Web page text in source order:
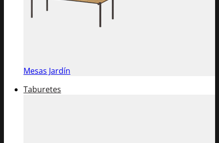
Mesas Jardín
Taburetes